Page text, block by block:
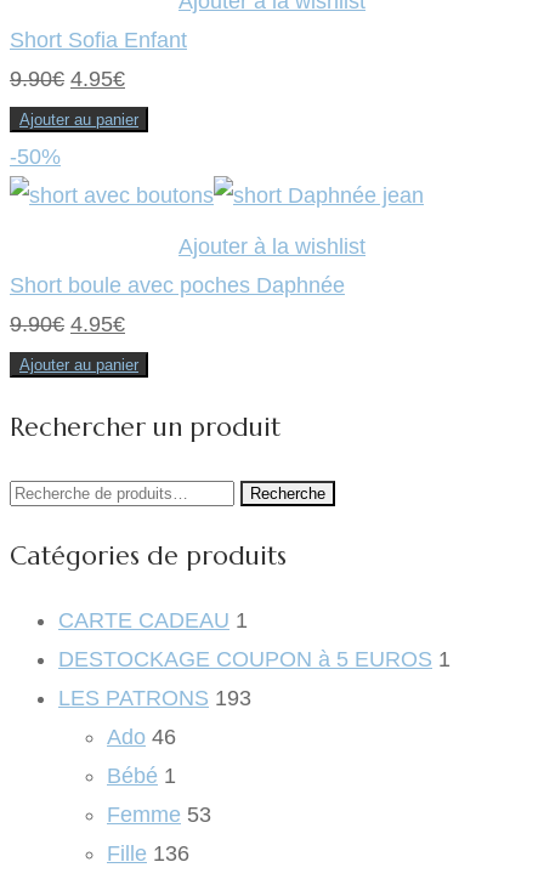
Short Sofia Enfant
9.90€ Le
prix
était :
4.95€Le
prix
est :
Ajouter au panier
-50%
Ajouter à la wishlist
Short boule avec poches Daphnée
9.90€ Le
prix
était :
9.90€.
4.95€Le
prix
est :
4.95€.
Ajouter au panier
Rechercher un produit
Recherche
Recherche
Catégories de produits
CARTE CADEAU 1
DESTOCKAGE COUPON à 5 EUROS 1
LES PATRONS 193
Ado 46
Bébé 1
Femme 53
Fille 136